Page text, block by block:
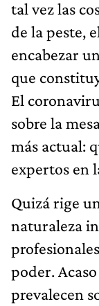
tal vez las
de la peste,
encabezar
que
El
sobre la
más actual:
expertos en
Quizá rige
naturaleza
poder.
prevalecen